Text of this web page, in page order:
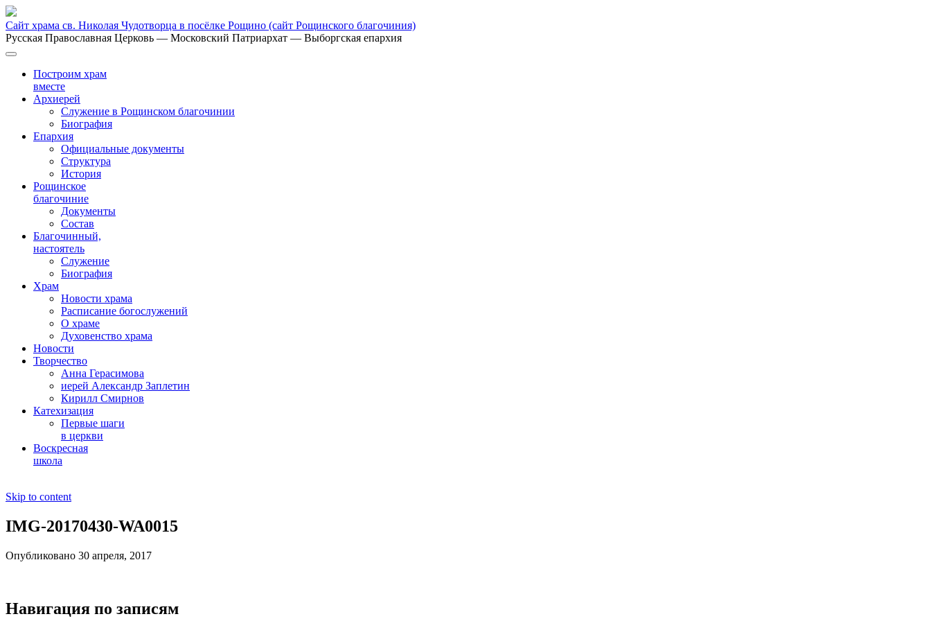
Сайт храма св. Николая Чудотворца в посёлке Рощино (сайт Рощинского благочиния)
Русская Православная Церковь — Московский Патриархат — Выборгская епархия
Построим храм
вместе
Архиерей
Служение в Рощинском благочинии
Биография
Епархия
Официальные документы
Структура
История
Рощинское
благочиние
Документы
Состав
Благочинный,
настоятель
Служение
Биография
Храм
Новости храма
Расписание богослужений
О храме
Духовенство храма
Новости
Творчество
Анна Герасимова
иерей Александр Заплетин
Кирилл Смирнов
Катехизация
Первые шаги
в церкви
Воскресная
школа
Skip to content
IMG-20170430-WA0015
Опубликовано 30 апреля, 2017
Навигация по записям